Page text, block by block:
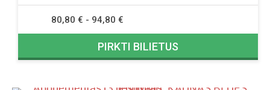
80,80 € - 94,80 €
PIRKTI BILIETUS